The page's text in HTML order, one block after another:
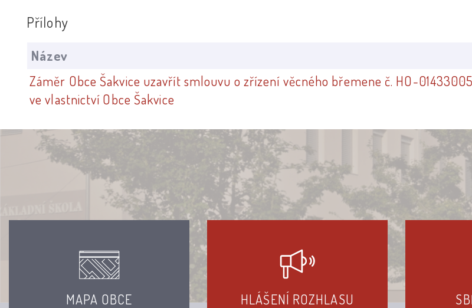
Přílohy
Název
Záměr Obce Šakvice uzavřít smlouvu o zřízení věcného břemene č. HO-
ve vlastnictví Obce Šakvice
MAPA OBCE HLÁŠENÍ ROZHLASU